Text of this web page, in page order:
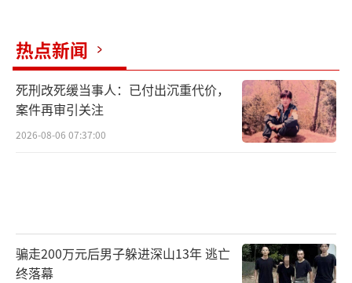
热点新闻
死刑改死缓当事人：已付出沉重代价，
案件再审引关注
2026-08-06 07:37:00
骗走200万元后男子躲进深山13年 逃亡
终落幕